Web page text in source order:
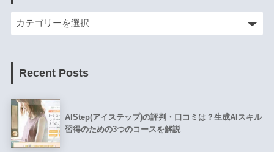
Recent Posts
AIStep(アイステップ)の評判・口コミは？生成AIスキル
習得のための3つのコースを解説